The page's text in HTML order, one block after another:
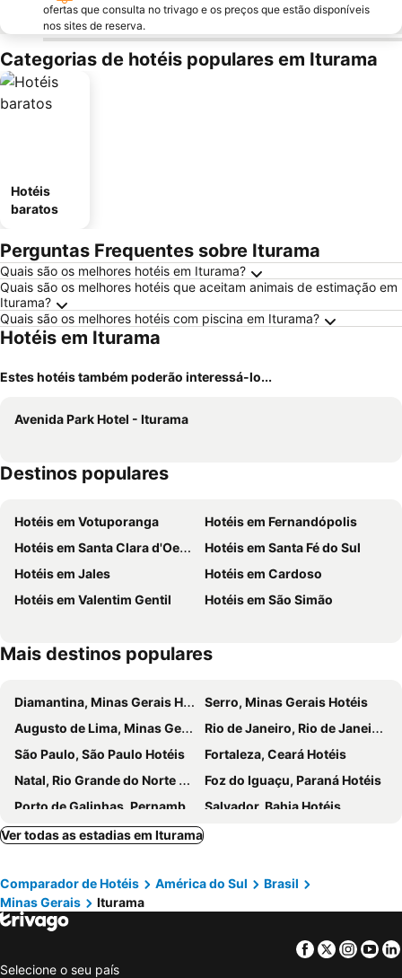
ofertas que consulta no trivago e os preços que estão disponíveis
nos sites de reserva.
Categorias de hotéis populares em Iturama
Hotéis
baratos
Perguntas Frequentes sobre Iturama
Quais são os melhores hotéis em Iturama?
Quais são os melhores hotéis que aceitam animais de estimação em
Iturama?
Quais são os melhores hotéis com piscina em Iturama?
Hotéis em Iturama
Estes hotéis também poderão interessá-lo...
Avenida Park Hotel - Iturama
Destinos populares
Hotéis em Votuporanga
Hotéis em Fernandópolis
Hotéis em Santa Clara d'Oeste
Hotéis em Santa Fé do Sul
Hotéis em Jales
Hotéis em Cardoso
Hotéis em Valentim Gentil
Hotéis em São Simão
Mais destinos populares
Diamantina, Minas Gerais Hotéis
Serro, Minas Gerais Hotéis
Augusto de Lima, Minas Gerais Hotéis
Rio de Janeiro, Rio de Janeiro Hotéis
São Paulo, São Paulo Hotéis
Fortaleza, Ceará Hotéis
Natal, Rio Grande do Norte Hotéis
Foz do Iguaçu, Paraná Hotéis
Porto de Galinhas, Pernambuco Hotéis
Salvador, Bahia Hotéis
Maceió, Alagoas Hotéis
Ver todas as estadias em Iturama
Comparador de Hotéis América do Sul
Brasil
Minas Gerais
Iturama
Facebook
Twitter
Selecione o seu país